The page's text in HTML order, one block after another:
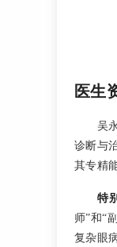
医生
吴
诊断与
其专精
特
师”和“
复杂眼